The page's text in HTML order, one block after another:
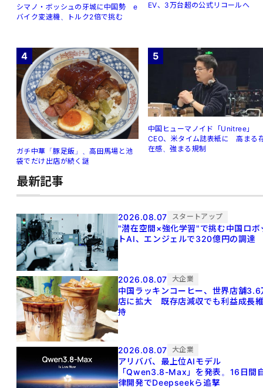
シマノ・ボッシュの牙城に中国勢 e
バイク変速機、トルク2倍で挑む
EV、3万台超の公式リコールへ
4
ガチ中華「豚足飯」、高田馬場と池
袋でだけ出店が続く謎
5
中国ヒューマノイド「Unitree」
CEO、米タイム誌表紙に 高まる
在感、強まる規制
最新記事
2026.08.07 スタートアップ
"潜在空間×強化学習"で挑む中国ロボ
トAI、エンジェルで320億円の調達
2026.08.07 大企業
中国ラッキンコーヒー、世界店舗3.6
店に拡大 既存店減収でも利益成長
持
2026.08.07 大企業
アリババ、最上位AIモデル
「Qwen3.8-Max」を発表。16日間
律開発でDeepseekら追撃